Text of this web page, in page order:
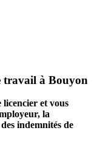
travail à Bouyon
licencier et vous
la
indemnités de